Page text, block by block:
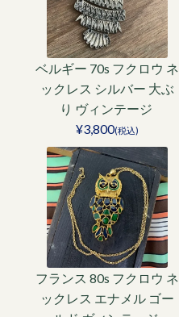
ベルギー 70s フクロウ ネ
ックレス シルバー 大ぶ
り ヴィンテージ
¥3,800(税込)
フランス 80s フクロウ ネ
ックレス エナメル ゴー